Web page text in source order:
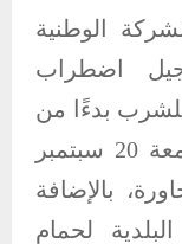
الوطنية
اضطراب
بدءًا من
الساعة الرابعة مساءً اليوم الجمعة 20 سبتمبر
بالإضافة
لحمام